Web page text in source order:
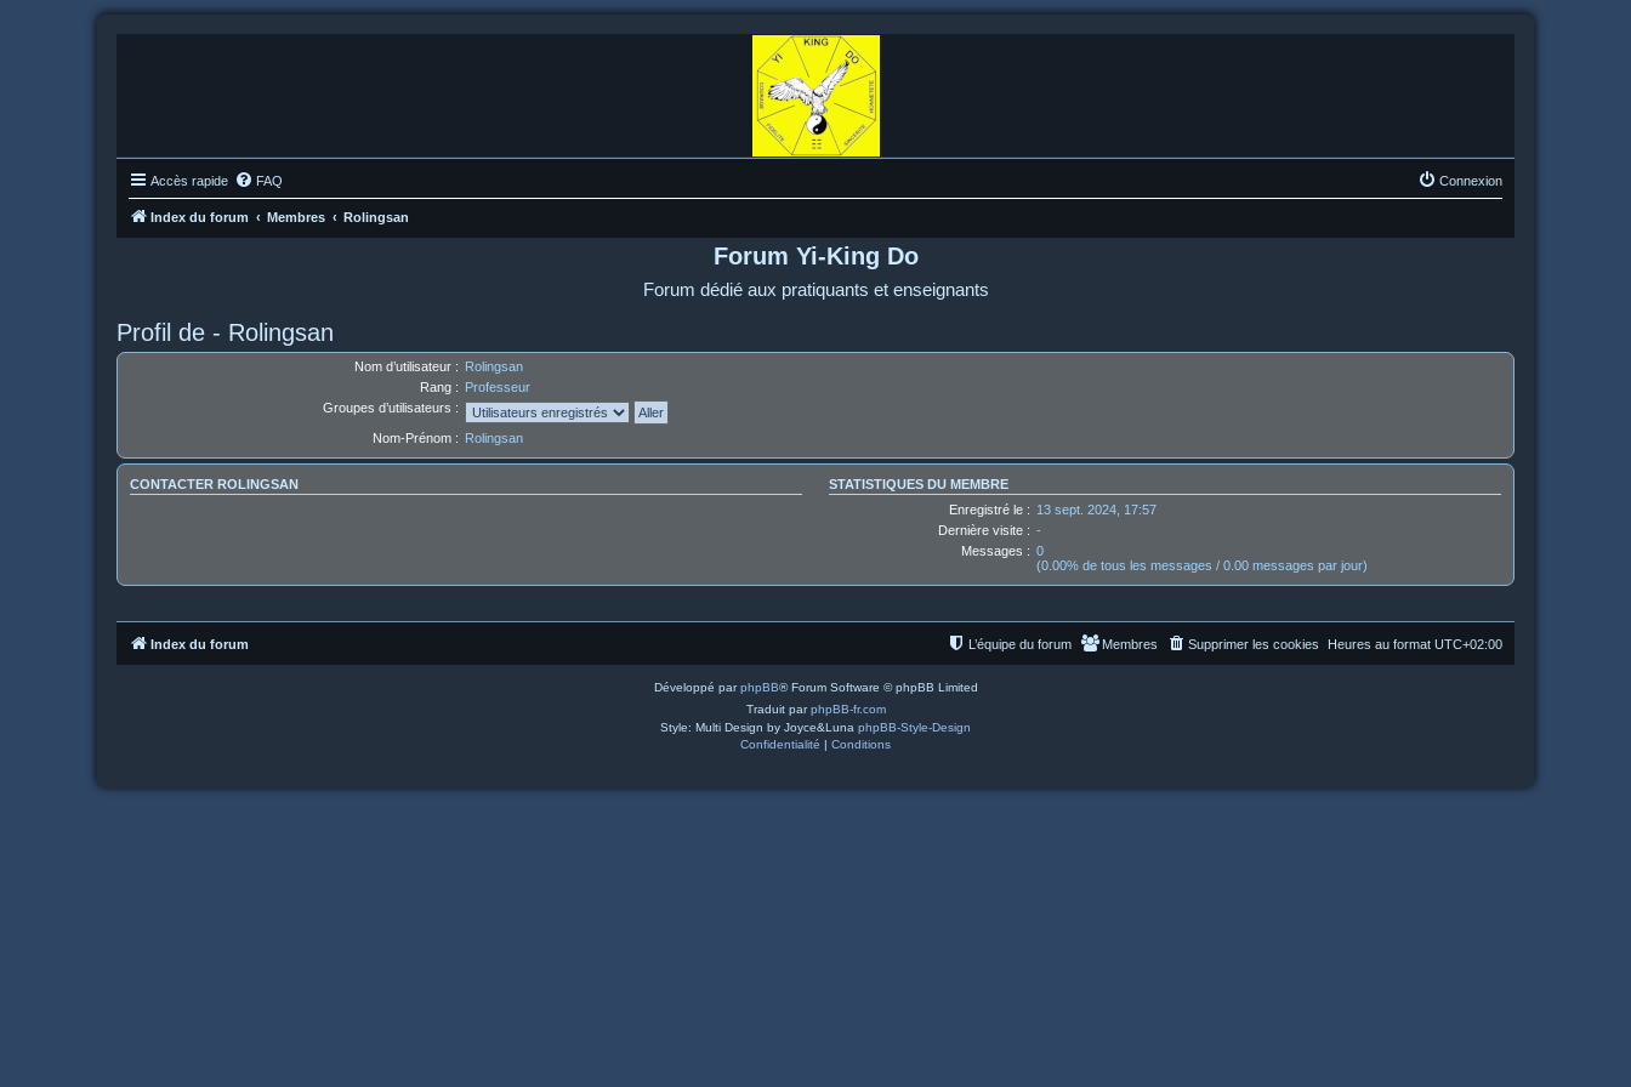
Accès rapide FAQ Connexion
Index du forum Membres Rolingsan
Forum Yi-King Do
Forum dédié aux pratiquants et enseignants
Profil de - Rolingsan
Nom d’utilisateur : Rolingsan
Rang : Professeur
Groupes d’utilisateurs :
Nom-Prénom : Rolingsan
CONTACTER ROLINGSAN
STATISTIQUES DU MEMBRE
Enregistré le : 13 sept. 2024, 17:57
Dernière visite : -
Messages : 0
(0.00% de tous les messages / 0.00 messages par jour)
Index du forum Heures au format UTC+02:00
Supprimer les cookies
Membres
L’équipe du forum
Développé parphpBB® Forum Software © phpBB Limited
Traduit parphpBB-fr.com
Style: Multi Design by Joyce&Luna phpBB-Style-Design
Confidentialité | Conditions